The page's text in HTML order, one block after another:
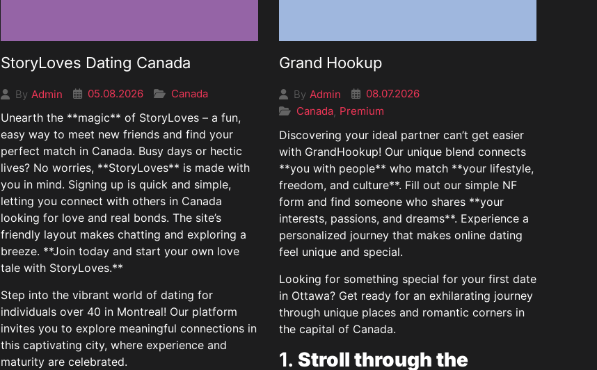
StoryLoves Dating Canada
By Admin 05.08.2026 Canada
Unearth the **magic** of StoryLoves – a fun,
easy way to meet new friends and find your
perfect match in Canada. Busy days or hectic
lives? No worries, **StoryLoves** is made with
you in mind. Signing up is quick and simple,
letting you connect with others in Canada
looking for love and real bonds. The site’s
friendly layout makes chatting and exploring a
breeze. **Join today and start your own love
tale with StoryLoves.**
Step into the vibrant world of dating for
individuals over 40 in Montreal! Our platform
invites you to explore meaningful connections in
this captivating city, where experience and
maturity are celebrated.
Grand Hookup
By Admin
08.07.2026
Canada, Premium
Discovering your ideal partner can’t get easier
with GrandHookup! Our unique blend connects
**you with people** who match **your lifestyle,
freedom, and culture**. Fill out our simple NF
form and find someone who shares **your
interests, passions, and dreams**. Experience a
personalized journey that makes online dating
feel unique and special.
Looking for something special for your first date
in Ottawa? Get ready for an exhilarating journey
through unique places and romantic corners in
the capital of Canada.
1. Stroll through the